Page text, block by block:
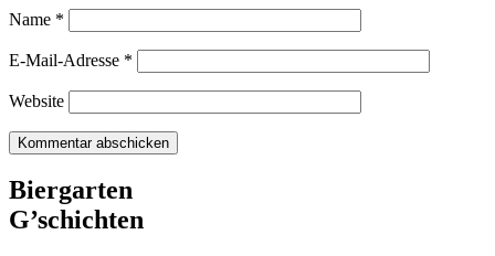
Name *
E-Mail-Adresse *
Website
Biergarten
G’schichten